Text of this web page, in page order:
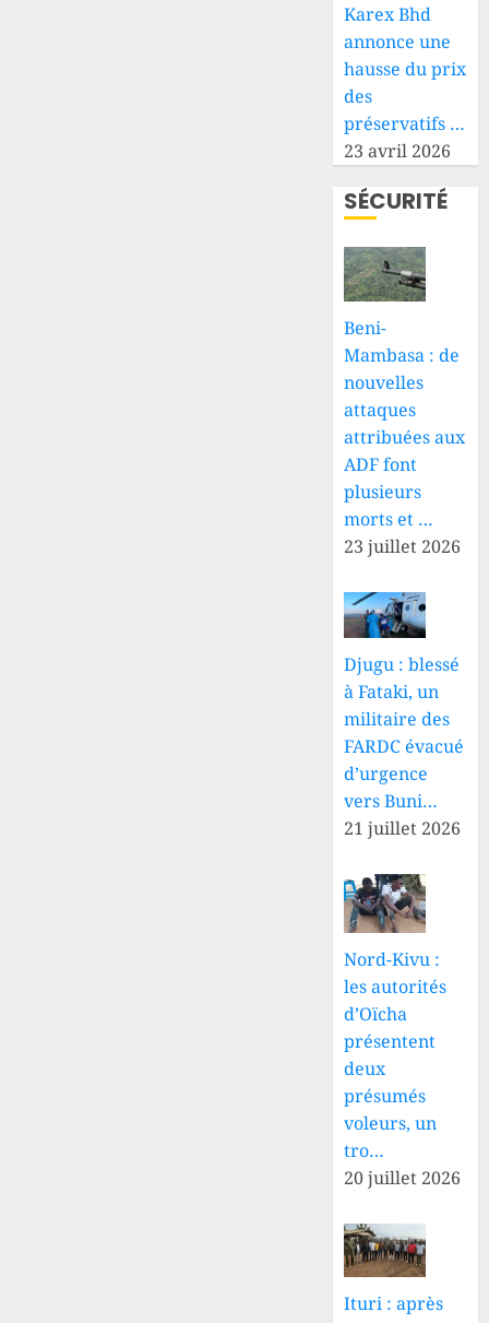
Karex Bhd
annonce une
hausse du prix
des
préservatifs …
23 avril 2026
SÉCURITÉ
Beni-
Mambasa : de
nouvelles
attaques
attribuées aux
ADF font
plusieurs
morts et …
23 juillet 2026
Djugu : blessé
à Fataki, un
militaire des
FARDC évacué
d’urgence
vers Buni…
21 juillet 2026
Nord-Kivu :
les autorités
d’Oïcha
présentent
deux
présumés
voleurs, un
tro…
20 juillet 2026
Ituri : après